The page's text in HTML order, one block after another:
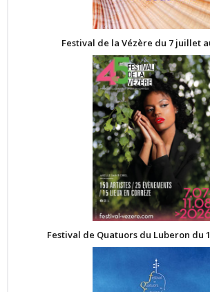
Festival de la Vézère du 7 juillet
Festival de Quatuors du Luberon du